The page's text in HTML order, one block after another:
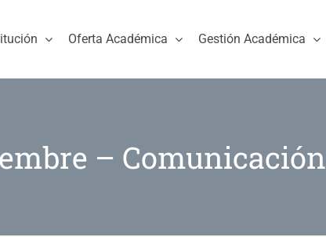
Oferta Académica Gestión Académica
–